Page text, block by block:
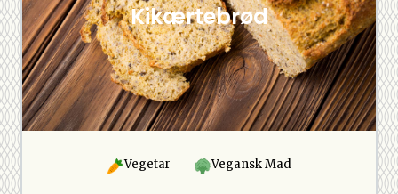
Kikærtebrød
Vegetar Vegansk Mad